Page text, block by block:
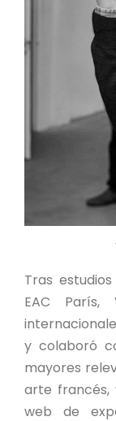
Tras
EAC París,
y colaboró
mayores
arte francés,
web de